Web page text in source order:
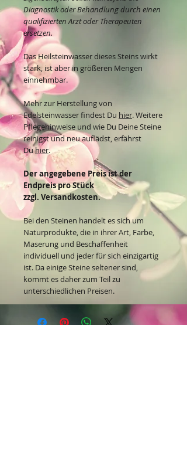
Diagnostik oder Behandlung durch einen
qualifizierten Arzt oder Therapeuten
ersetzen.
Das Heilsteinwasser dieses Steins wirkt
stark, ist aber in größeren Mengen
einnehmbar.
Mehr zur Herstellung von
Edelsteinwasser findest Du hier. Weitere
Pflegehinweise und wie Du Deine Steine
reinigst und neu auflädst, erfährst
Duhier.
Der angegebene Preis ist der
Endpreis pro Stück
zzgl. Versandkosten.
Bei den Steinen handelt es sich um
Naturprodukte, die in ihrer Art, Farbe,
Maserung und Beschaffenheit
individuell und jeder für sich einzigartig
ist. Da einige Steine seltener sind,
kommt es daher zum Teil zu
unterschiedlichen Preisen.